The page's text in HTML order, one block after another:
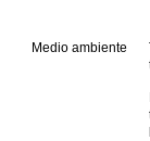
Medio ambiente